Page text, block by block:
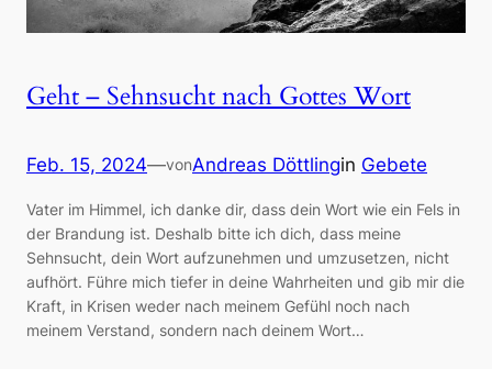
Geht – Sehnsucht nach Gottes Wort
Feb. 15, 2024—vonAndreas Döttlingin Gebete
Vater im Himmel, ich danke dir, dass dein Wort wie ein Fels in
der Brandung ist. Deshalb bitte ich dich, dass meine
Sehnsucht, dein Wort aufzunehmen und umzusetzen, nicht
aufhört. Führe mich tiefer in deine Wahrheiten und gib mir die
Kraft, in Krisen weder nach meinem Gefühl noch nach
meinem Verstand, sondern nach deinem Wort…